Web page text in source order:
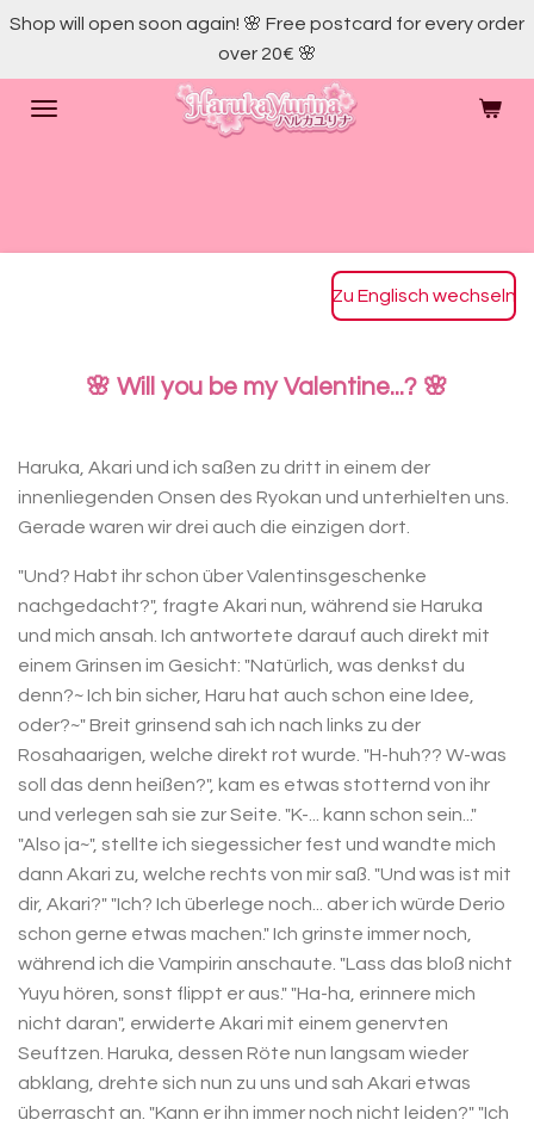
Skip
main
content
Shop will open soon again! 🌸 Free postcard for every order
over 20€ 🌸
Zu Englisch wechseln
🌸 Will you be my Valentine...? 🌸
Haruka, Akari und ich saßen zu dritt in einem der
innenliegenden Onsen des Ryokan und unterhielten uns.
Gerade waren wir drei auch die einzigen dort.
"Und? Habt ihr schon über Valentinsgeschenke
nachgedacht?", fragte Akari nun, während sie Haruka
und mich ansah. Ich antwortete darauf auch direkt mit
einem Grinsen im Gesicht: "Natürlich, was denkst du
denn?~ Ich bin sicher, Haru hat auch schon eine Idee,
oder?~" Breit grinsend sah ich nach links zu der
Rosahaarigen, welche direkt rot wurde. "H-huh?? W-was
soll das denn heißen?", kam es etwas stotternd von ihr
und verlegen sah sie zur Seite. "K-... kann schon sein..."
"Also ja~", stellte ich siegessicher fest und wandte mich
dann Akari zu, welche rechts von mir saß. "Und was ist mit
dir, Akari?" "Ich? Ich überlege noch... aber ich würde Derio
schon gerne etwas machen." Ich grinste immer noch,
während ich die Vampirin anschaute. "Lass das bloß nicht
Yuyu hören, sonst flippt er aus." "Ha-ha, erinnere mich
nicht daran", erwiderte Akari mit einem genervten
Seuftzen. Haruka, dessen Röte nun langsam wieder
abklang, drehte sich nun zu uns und sah Akari etwas
überrascht an. "Kann er ihn immer noch nicht leiden?" "Ich